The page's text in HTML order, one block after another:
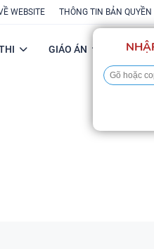
WEBSITE THÔNG TIN BẢN QUYỀN
GIÁO ÁN